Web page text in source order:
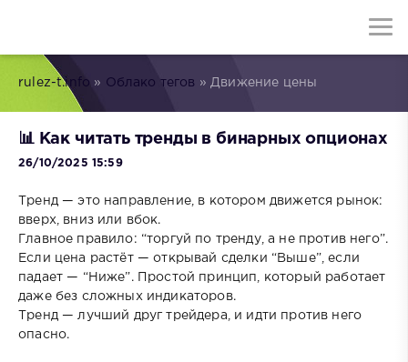
rulez-t.info » Облако тегов » Движение цены
📊 Как читать тренды в бинарных опционах
26/10/2025 15:59
Тренд — это направление, в котором движется рынок:
вверх, вниз или вбок.
Главное правило: “торгуй по тренду, а не против него”.
Если цена растёт — открывай сделки “Выше”, если
падает — “Ниже”. Простой принцип, который работает
даже без сложных индикаторов.
Тренд — лучший друг трейдера, и идти против него
опасно.